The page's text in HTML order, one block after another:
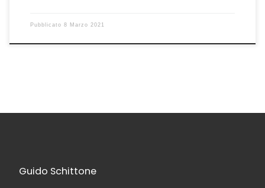
Pubblicato 8 Marzo 2021
Guido Schittone